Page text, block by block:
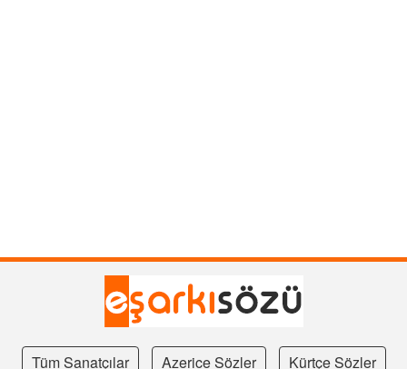
Tüm Sanatçılar Azerice Sözler Kürtçe Sözler